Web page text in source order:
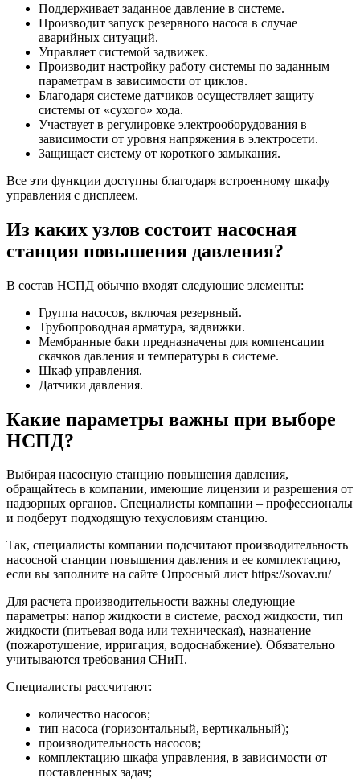
Поддерживает заданное давление в системе.
Производит запуск резервного насоса в случае
аварийных ситуаций.
Управляет системой задвижек.
Производит настройку работу системы по заданным
параметрам в зависимости от циклов.
Благодаря системе датчиков осуществляет защиту
системы от «сухого» хода.
Участвует в регулировке электрооборудования в
зависимости от уровня напряжения в электросети.
Защищает систему от короткого замыкания.
Все эти функции доступны благодаря встроенному шкафу
управления с дисплеем.
Из каких узлов состоит насосная
станция повышения давления?
В состав НСПД обычно входят следующие элементы:
Группа насосов, включая резервный.
Трубопроводная арматура, задвижки.
Мембранные баки предназначены для компенсации
скачков давления и температуры в системе.
Шкаф управления.
Датчики давления.
Какие параметры важны при выборе
НСПД?
Выбирая насосную станцию повышения давления,
обращайтесь в компании, имеющие лицензии и разрешения от
надзорных органов. Специалисты компании – профессионалы
и подберут подходящую техусловиям станцию.
Так, специалисты компании подсчитают производительность
насосной станции повышения давления и ее комплектацию,
если вы заполните на сайте Опросный лист https://sovav.ru/
Для расчета производительности важны следующие
параметры: напор жидкости в системе, расход жидкости, тип
жидкости (питьевая вода или техническая), назначение
(пожаротушение, ирригация, водоснабжение). Обязательно
учитываются требования СНиП.
Специалисты рассчитают:
количество насосов;
тип насоса (горизонтальный, вертикальный);
производительность насосов;
комплектацию шкафа управления, в зависимости от
поставленных задач;